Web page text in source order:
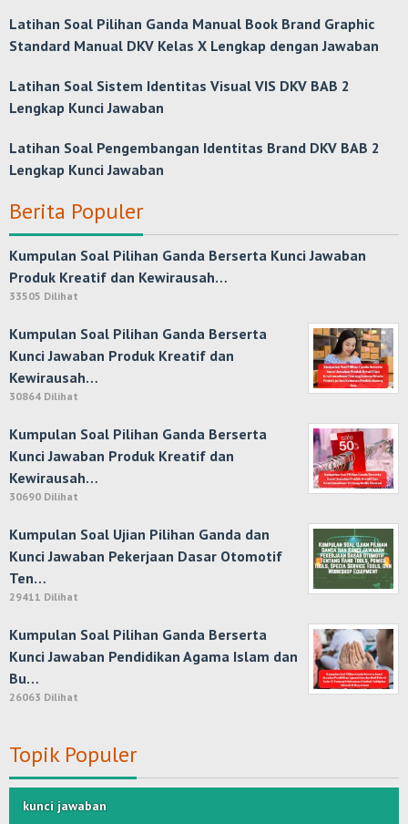
Latihan Soal Pilihan Ganda Manual Book Brand Graphic
Standard Manual DKV Kelas X Lengkap dengan Jawaban
Latihan Soal Sistem Identitas Visual VIS DKV BAB 2
Lengkap Kunci Jawaban
Latihan Soal Pengembangan Identitas Brand DKV BAB 2
Lengkap Kunci Jawaban
Berita Populer
Kumpulan Soal Pilihan Ganda Berserta Kunci Jawaban
Produk Kreatif dan Kewirausah…
33505 Dilihat
Kumpulan Soal Pilihan Ganda Berserta
Kunci Jawaban Produk Kreatif dan
Kewirausah…
30864 Dilihat
Kumpulan Soal Pilihan Ganda Berserta
Kunci Jawaban Produk Kreatif dan
Kewirausah…
30690 Dilihat
Kumpulan Soal Ujian Pilihan Ganda dan
Kunci Jawaban Pekerjaan Dasar Otomotif
Ten…
29411 Dilihat
Kumpulan Soal Pilihan Ganda Berserta
Kunci Jawaban Pendidikan Agama Islam dan
Bu…
26063 Dilihat
Topik Populer
kunci jawaban